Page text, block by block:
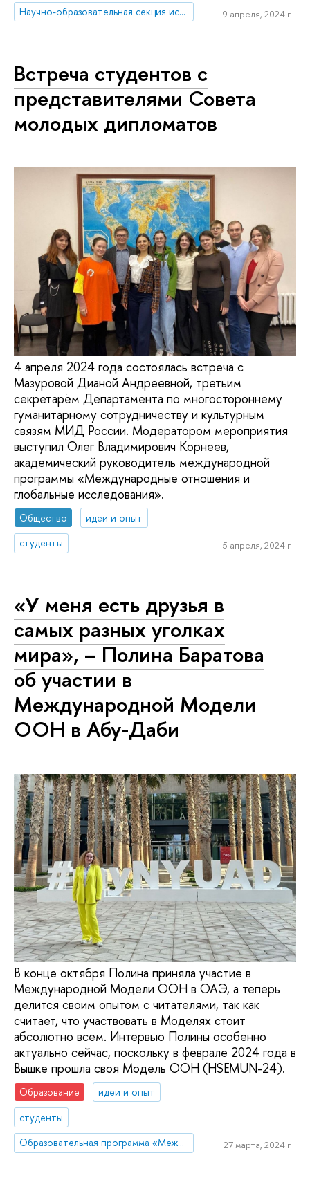
Научно-образовательная секция исследований Японии 9 апреля, 2024 г.
Встреча студентов с
представителями Совета
молодых дипломатов
4 апреля 2024 года состоялась встреча с
Мазуровой Дианой Андреевной, третьим
секретарём Департамента по многостороннему
гуманитарному сотрудничеству и культурным
связям МИД России. Модератором мероприятия
выступил Олег Владимирович Корнеев,
академический руководитель международной
программы «Международные отношения и
глобальные исследования».
Общество
идеи и опыт
студенты
5 апреля, 2024 г.
«У меня есть друзья в
самых разных уголках
мира», – Полина Баратова
об участии в
Международной Модели
ООН в Абу-Даби
В конце октября Полина приняла участие в
Международной Модели ООН в ОАЭ, а теперь
делится своим опытом с читателями, так как
считает, что участвовать в Моделях стоит
абсолютно всем. Интервью Полины особенно
актуально сейчас, поскольку в феврале 2024 года в
Вышке прошла своя Модель ООН (HSEMUN-24).
Образование
идеи и опыт
студенты
Образовательная программа «Международные отношения»
27 марта, 2024 г.